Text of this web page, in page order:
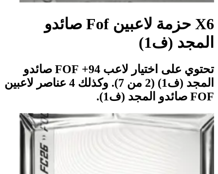
X6 حزمة لاعبين Fof صائدو
المجد (ف1)
تحتوي على اختيار لاعب 94+ FOF صائدو
المجد (ف1) (2 من 7). وكذلك 4 عناصر لاعبين
FOF صائدو المجد (ف1).